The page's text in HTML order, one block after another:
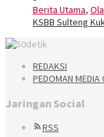
Berita Utama,
KSBB Sulteng
REDAKSI
PEDOMAN MEDIA
Jaringan Social
RSS